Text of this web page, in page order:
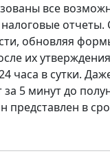
все
налоговые
обновляя
их
часа в сутки.
за 5 минут до
представлен в